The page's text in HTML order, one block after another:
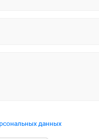
данных